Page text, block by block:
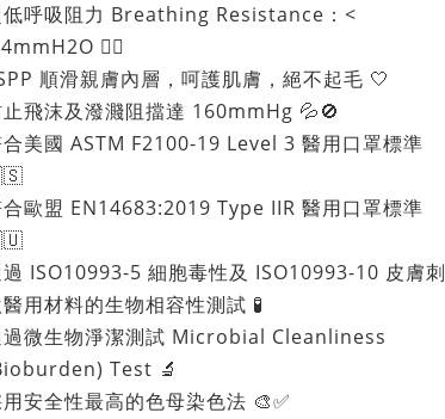
低呼吸阻力 Breathing Resistance：<
😮‍💨
順滑親膚內層，呵護肌膚，絕不起毛 🤍
止飛沫及潑濺阻擋達 160mmHg 💦🚫
美國 ASTM F2100-19 Level 3 醫用口罩標準
歐盟 EN14683:2019 Type IIR 醫用口罩標準
ISO10993-5 細胞毒性及 ISO10993-10 皮膚刺
用材料的生物相容性測試 🧪
過微生物淨潔測試 Microbial Cleanliness
Test 🔬
安全性最高的色母染色法 🎨✅